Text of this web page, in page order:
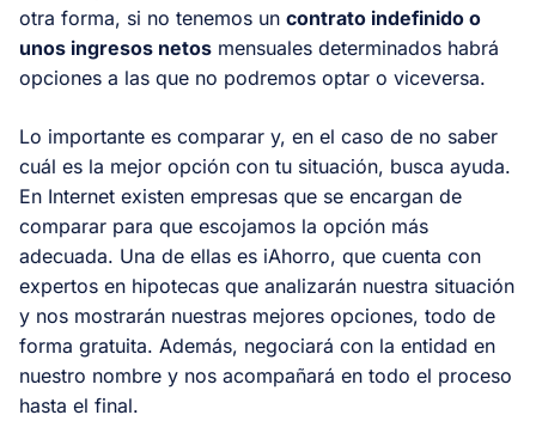
otra forma, si no tenemos un contrato indefinido o
unos ingresos netos mensuales determinados habrá
opciones a las que no podremos optar o viceversa.
Lo importante es comparar y, en el caso de no saber
cuál es la mejor opción con tu situación, busca ayuda.
En Internet existen empresas que se encargan de
comparar para que escojamos la opción más
adecuada. Una de ellas es iAhorro, que cuenta con
expertos en hipotecas que analizarán nuestra situación
y nos mostrarán nuestras mejores opciones, todo de
forma gratuita. Además, negociará con la entidad en
nuestro nombre y nos acompañará en todo el proceso
hasta el final.